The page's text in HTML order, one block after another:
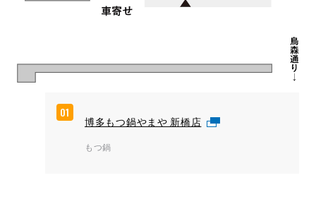
01
博多もつ鍋やまや 新橋店
もつ鍋